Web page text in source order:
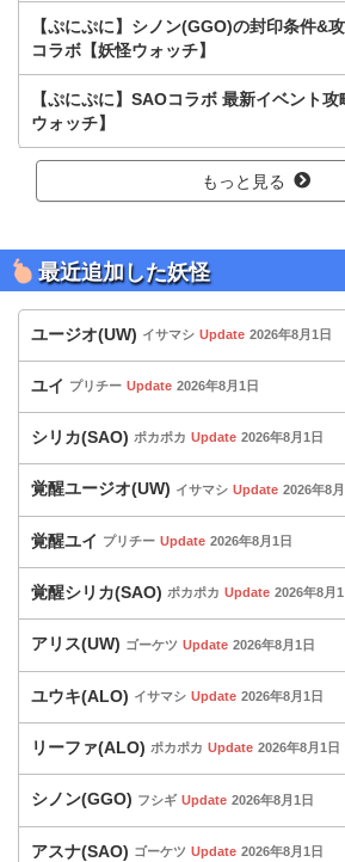
【ぷにぷに】シノン(GGO)の封印条件&
コラボ【妖怪ウォッチ】
【ぷにぷに】SAOコラボ 最新イベント
ウォッチ】
もっと見る
最近追加した妖怪
ユージオ(UW) イサマシ Update 2026年8月1日
ユイ プリチー Update 2026年8月1日
シリカ(SAO) ポカポカ Update 2026年8月1日
覚醒ユージオ(UW) イサマシ Update 2026年8
覚醒ユイ プリチー Update 2026年8月1日
覚醒シリカ(SAO) ポカポカ Update 2026年8月1
アリス(UW) ゴーケツ Update 2026年8月1日
ユウキ(ALO) イサマシ Update 2026年8月1日
リーファ(ALO) ポカポカ Update 2026年8月1日
シノン(GGO) フシギ Update 2026年8月1日
アスナ(SAO) ゴーケツ Update 2026年8月1日